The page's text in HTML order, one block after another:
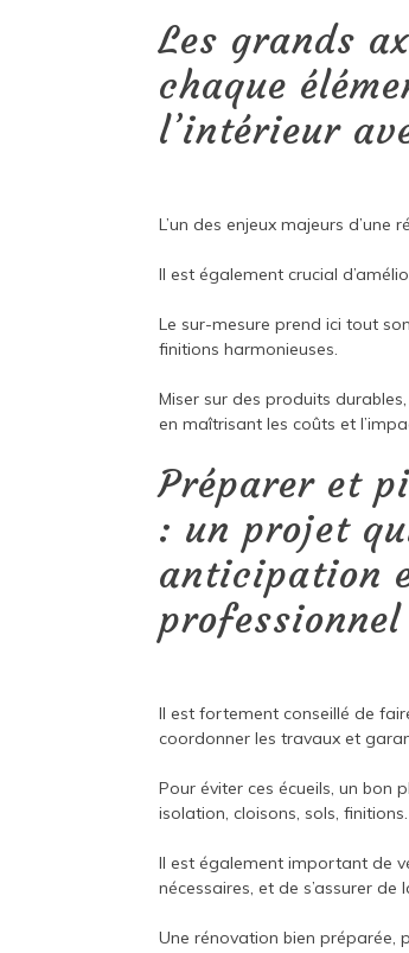
Les grands
chaque
l’intérieur
L’un des enjeux majeurs
Il est également crucial
Le sur-mesure prend ici tout
finitions harmonieuses.
Miser sur des produits
en maîtrisant les coûts et
Préparer et
: un projet
anticipation
professionnel
Il est fortement conseillé de
coordonner les travaux et
Pour éviter ces écueils, un bon
isolation, cloisons, sols, finitions.
Il est également important de
nécessaires, et de s’assurer
Une rénovation bien préparée,